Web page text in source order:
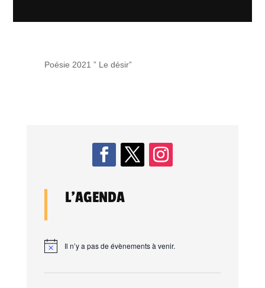
Poésie 2021 ” Le désir”
L’AGENDA
Il n’y a pas de évènements à venir.